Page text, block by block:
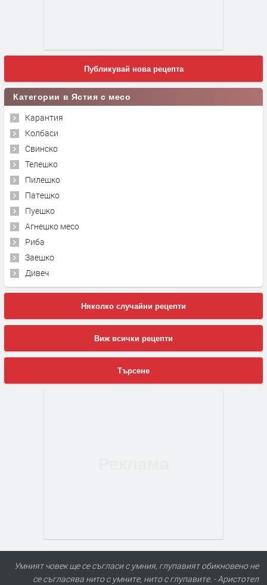
Публикувай нова рецепта
Категории в Ястия с месо
Карантия
Колбаси
Свинско
Телешко
Пилешко
Патешко
Пуешко
Агнешко месо
Риба
Заешко
Дивеч
Няколко случайни рецепти
Виж всички рецепти
Търсене
Умният човек ще се съгласи с умния, глупавият обикновено не
се съгласява нито с умните, нито с глупавите. - Аристотел